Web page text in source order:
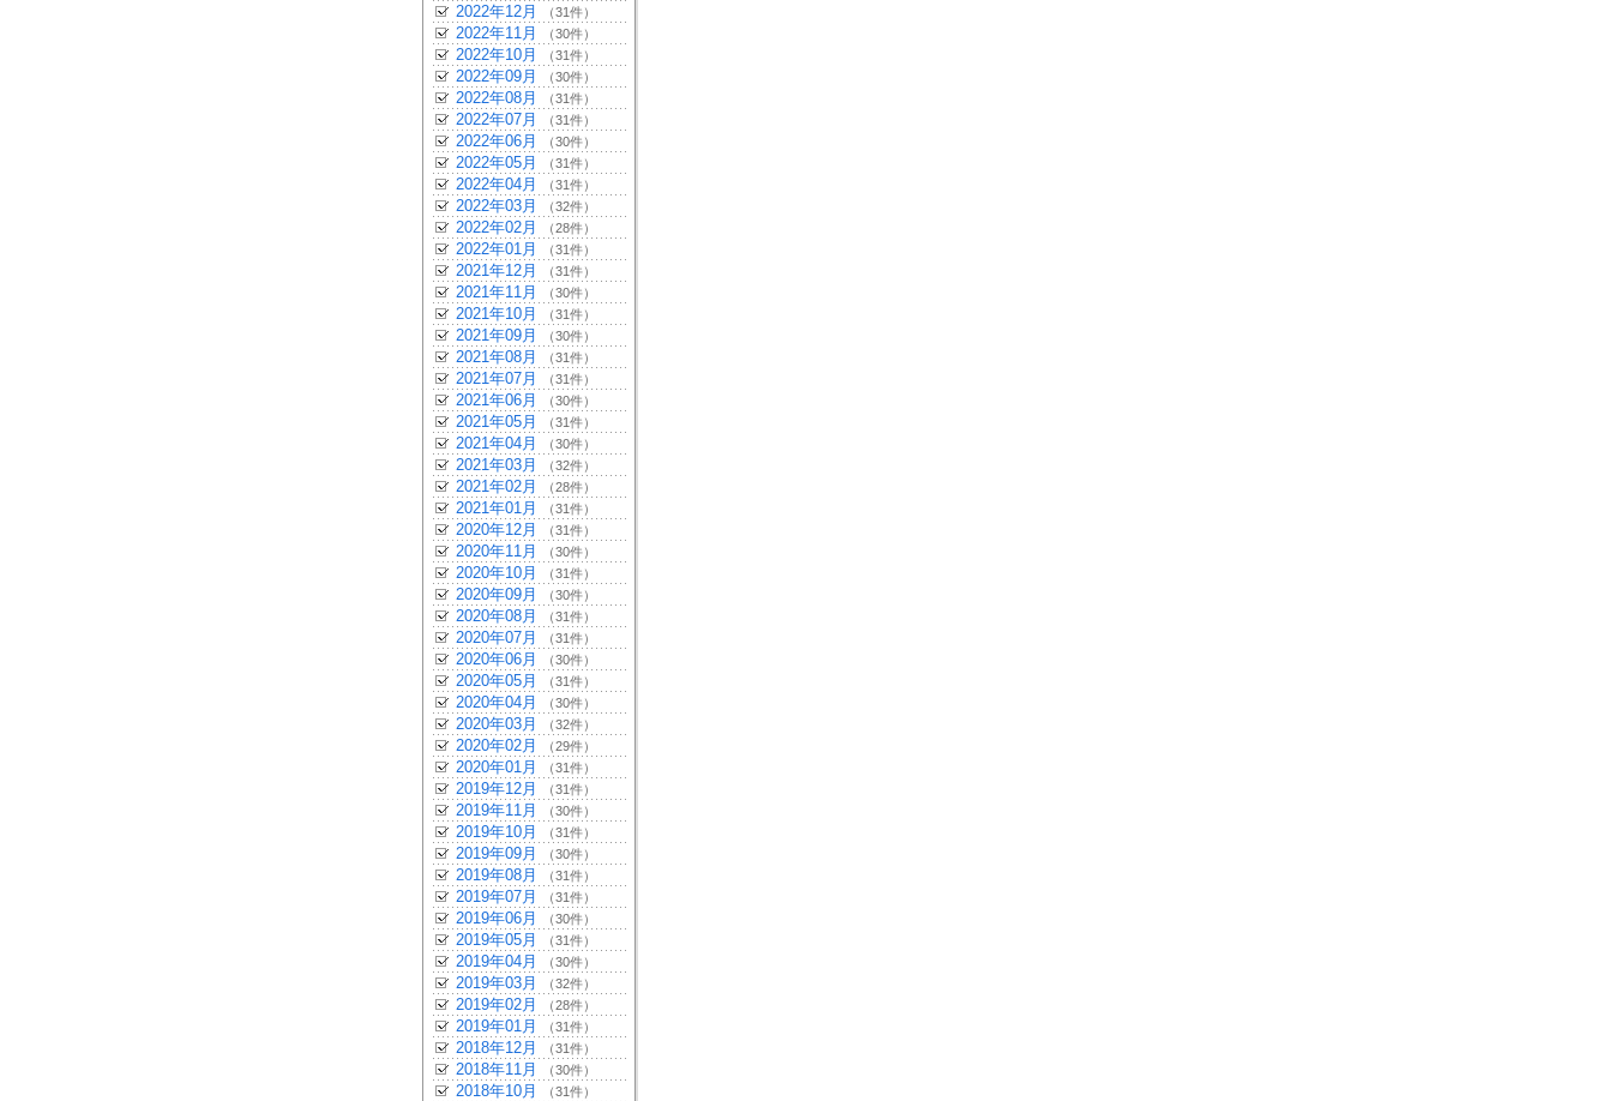
2022年12月 （31件）
2022年11月 （30件）
2022年10月 （31件）
2022年09月 （30件）
2022年08月 （31件）
2022年07月 （31件）
2022年06月 （30件）
2022年05月 （31件）
2022年04月 （31件）
2022年03月 （32件）
2022年02月 （28件）
2022年01月 （31件）
2021年12月 （31件）
2021年11月 （30件）
2021年10月 （31件）
2021年09月 （30件）
2021年08月 （31件）
2021年07月 （31件）
2021年06月 （30件）
2021年05月 （31件）
2021年04月 （30件）
2021年03月 （32件）
2021年02月 （28件）
2021年01月 （31件）
2020年12月 （31件）
2020年11月 （30件）
2020年10月 （31件）
2020年09月 （30件）
2020年08月 （31件）
2020年07月 （31件）
2020年06月 （30件）
2020年05月 （31件）
2020年04月 （30件）
2020年03月 （32件）
2020年02月 （29件）
2020年01月 （31件）
2019年12月 （31件）
2019年11月 （30件）
2019年10月 （31件）
2019年09月 （30件）
2019年08月 （31件）
2019年07月 （31件）
2019年06月 （30件）
2019年05月 （31件）
2019年04月 （30件）
2019年03月 （32件）
2019年02月 （28件）
2019年01月 （31件）
2018年12月 （31件）
2018年11月 （30件）
2018年10月 （31件）